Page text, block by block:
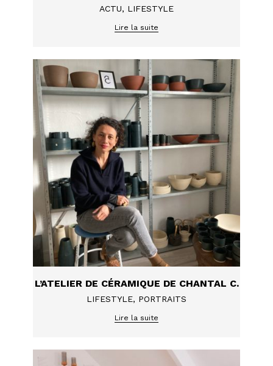
ACTU, LIFESTYLE
Lire la suite
L’ATELIER DE CÉRAMIQUE DE CHANTAL C.
LIFESTYLE, PORTRAITS
Lire la suite